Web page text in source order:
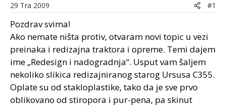
k
r
e
u
o
r
v
o
p
o
s
t
a
29 Tra 2009 #1
Pozdrav svima!
Ako nemate ništa protiv, otvaram novi topic u vezi
preinaka i redizajna traktora i opreme. Temi dajem
ime „Redesign i nadogradnja“. Usput vam šaljem
nekoliko slikica redizajniranog starog Ursusa C355.
Oplate su od stakloplastike, tako da je sve prvo
oblikovano od stiropora i pur-pena, pa skinut